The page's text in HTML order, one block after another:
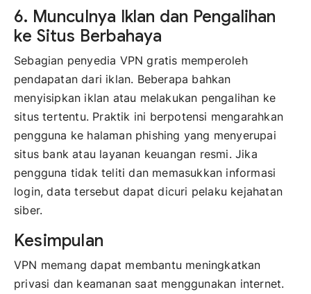
6. Munculnya Iklan dan Pengalihan
ke Situs Berbahaya
Sebagian penyedia VPN gratis memperoleh
pendapatan dari iklan. Beberapa bahkan
menyisipkan iklan atau melakukan pengalihan ke
situs tertentu. Praktik ini berpotensi mengarahkan
pengguna ke halaman phishing yang menyerupai
situs bank atau layanan keuangan resmi. Jika
pengguna tidak teliti dan memasukkan informasi
login, data tersebut dapat dicuri pelaku kejahatan
siber.
Kesimpulan
VPN memang dapat membantu meningkatkan
privasi dan keamanan saat menggunakan internet.